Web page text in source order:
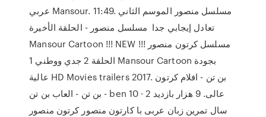
عربي Mansour. 11:49. مسلسل منصور الموسم الثاني
تعادل إيجابي جدا مسلسل منصور - الحلقة الأخيرة
Mansour Cartoon !!! NEW !!! مسلسل كرتون منصور
الحلقة 2 جدي ووطني 1 Mansour Cartoon بجودة
عالية HD Movies trailers 2017. بن تن - افلام كرتون
بن تن - العاب بن تن - ben 10 · عالی. 9 هزار بازدید 2
سال تمرین زبان عربی با کارتون منصور كرتون منصور